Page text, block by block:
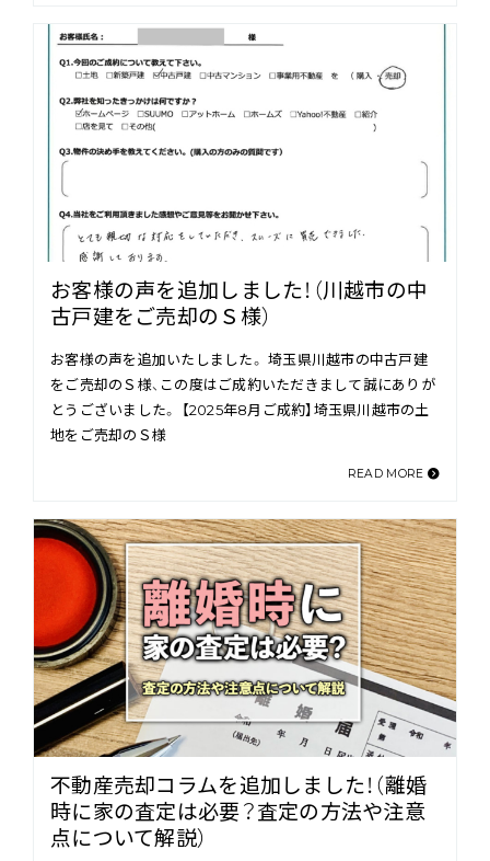
お客様の声を追加しました！（川越市の中
古戸建をご売却のＳ様）
お客様の声を追加いたしました。 埼玉県川越市の中古戸建
をご売却のＳ様、この度はご成約いただきまして誠にありが
とうございました。 【2025年8月ご成約】埼玉県川越市の土
地をご売却のＳ様
READ MORE
不動産売却コラムを追加しました！（離婚
時に家の査定は必要？査定の方法や注意
点について解説）